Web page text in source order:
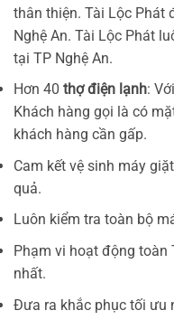
thân thiện. Tài Lộc Phát
Nghệ An. Tài Lộc Phát
tại TP Nghệ An.
Hơn 40 thợ điện lạnh:
Khách hàng gọi là có
khách hàng cần gấp.
Cam kết vệ sinh máy
quả.
Luôn kiểm tra toàn bộ
Phạm vi hoạt động toàn
nhất.
Đưa ra khắc phục tối ưu